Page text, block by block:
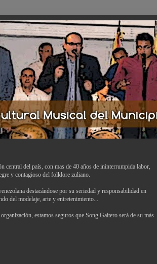
central del país, con mas de 40 años de ininterrumpida labor,
y contagioso del folklore zuliano.
destacándose por su seriedad y responsabilidad en
del modelaje, arte y entretenimiento...
estamos seguros que Song Gaitero será de su más